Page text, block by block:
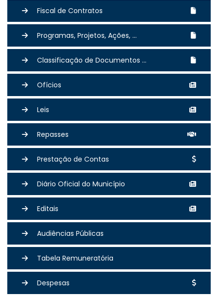
Fiscal de Contratos
Programas, Projetos, Ações, ...
Classificação de Documentos ...
Ofícios
Leis
Repasses
Prestação de Contas
Diário Oficial do Município
Editais
Audiências Públicas
Tabela Remuneratória
Despesas